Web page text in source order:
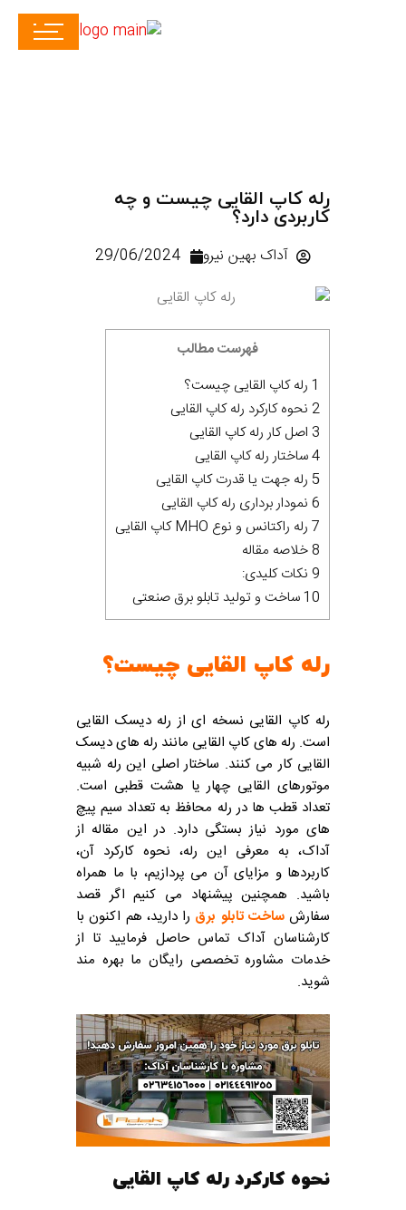
رله کاپ القایی چیست و چه
کاربردی دارد؟
آداک بهین نیرو 29/06/2024
فهرست مطالب
1 رله کاپ القایی چیست؟
2 نحوه کارکرد رله کاپ القایی
3 اصل کار رله کاپ القایی
4 ساختار رله کاپ القایی
5 رله جهت یا قدرت کاپ القایی
6 نمودار برداری رله کاپ القایی
7 رله راکتانس و نوع MHO کاپ القایی
8 خلاصه مقاله
9 نکات کلیدی:
10 ساخت و تولید تابلو برق صنعتی
رله کاپ القایی چیست؟
رله کاپ القایی نسخه ای از رله دیسک القایی
است. رله های کاپ القایی مانند رله های دیسک
القایی کار می کنند. ساختار اصلی این رله شبیه
موتورهای القایی چهار یا هشت قطبی است.
تعداد قطب ها در رله محافظ به تعداد سیم پیچ
های مورد نیاز بستگی دارد. در این مقاله از
آداک، به معرفی این رله، نحوه کارکرد آن،
کاربردها و مزایای آن می پردازیم، با ما همراه
باشید. همچنین پیشنهاد می کنیم اگر قصد
سفارشساخت تابلو برق را دارید، هم اکنون با
کارشناسان آداک تماس حاصل فرمایید تا از
خدمات مشاوره تخصصی رایگان ما بهره مند
شوید.
نحوه کارکرد رله کاپ القایی